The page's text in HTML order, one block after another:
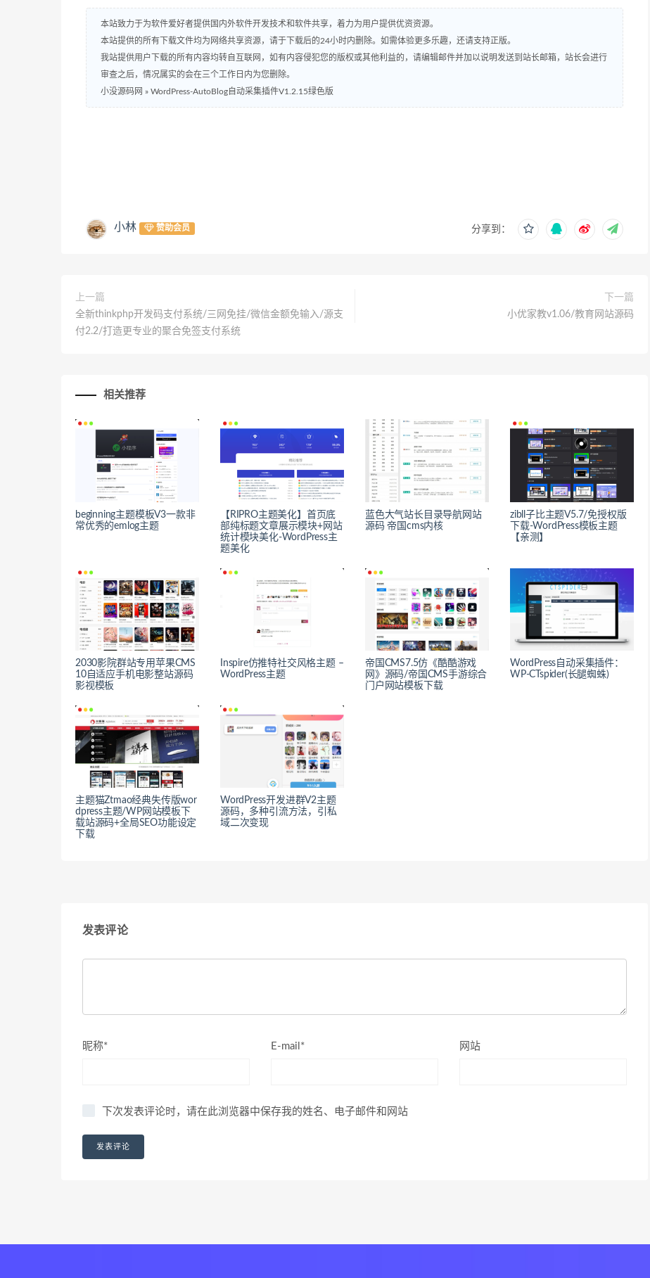
本站致力于为软件爱好者提供国内外软件开发技术和软件共享，着力为用户提供优资资源。
本站提供的所有下载文件均为网络共享资源，请于下载后的24小时内删除。如需体验更多乐趣，还请支持正版。
我站提供用户下载的所有内容均转自互联网，如有内容侵犯您的版权或其他利益的，请编辑邮件并加以说明发送到站长邮箱，站长会进行
审查之后，情况属实的会在三个工作日内为您删除。
小没源码网 » WordPress-AutoBlog自动采集插件V1.2.15绿色版
小林 赞助会员 分享到：
上一篇
全新thinkphp开发码支付系统/三网免挂/微信金额免输入/源支
付2.2/打造更专业的聚合免签支付系统
下一篇
小优家教v1.06/教育网站源码
相关推荐
beginning主题模板V3一款非
常优秀的emlog主题
【RIPRO主题美化】首页底
部纯标题文章展示模块+网站
统计模块美化-WordPress主
题美化
蓝色大气站长目录导航网站
源码 帝国cms内核
zibll子比主题V5.7/免授权版
下载-WordPress模板主题
【亲测】
2030影院群站专用苹果CMS
10自适应手机电影整站源码
影视模板
Inspire仿推特社交风格主题 –
WordPress主题
帝国CMS7.5仿《酷酷游戏
网》源码/帝国CMS手游综合
门户网站模板下载
WordPress自动采集插件：
WP-CTspider(长腿蜘蛛)
主题猫Ztmao经典失传版wor
dpress主题/WP网站模板下
载站源码+全局SEO功能设定
下载
WordPress开发进群V2主题
源码，多种引流方法，引私
域二次变现
发表评论
昵称* E-mail* 网站
下次发表评论时，请在此浏览器中保存我的姓名、电子邮件和网站